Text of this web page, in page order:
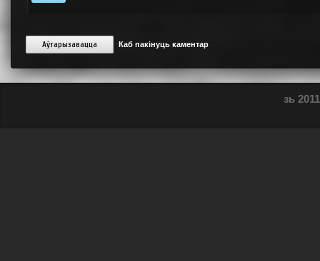
Аўтарызавацца Каб пакінуць каментар
зь 2011